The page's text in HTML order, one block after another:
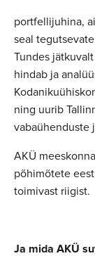
portfellijuhina,
seal
Tundes
hindab ja
ning uurib
vabaühenduste
AKÜ
põhimõtete
toimivast riigist.
Ja mida AKÜ